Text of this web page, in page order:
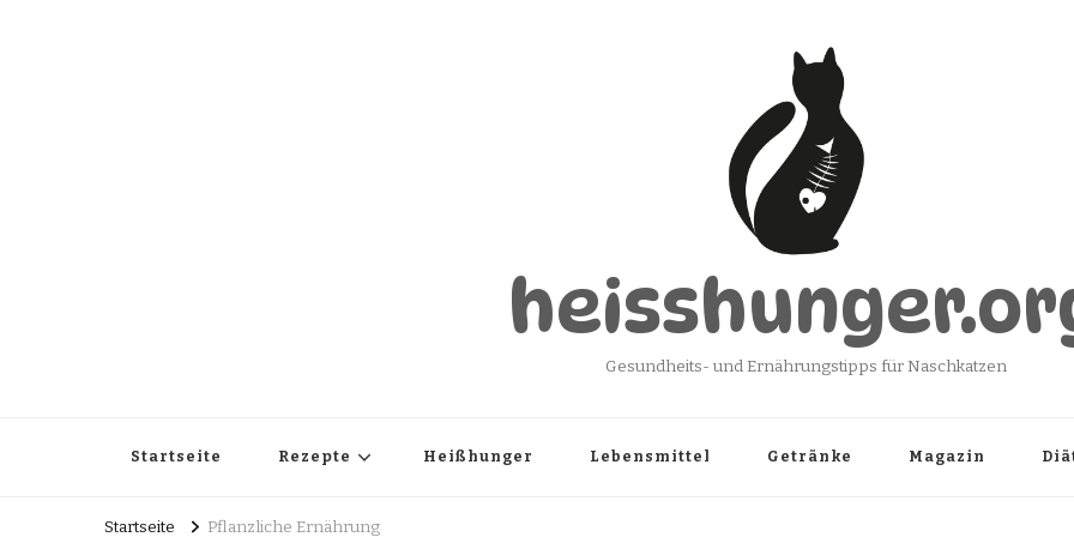
Gesundheits- und Ernährungstipps für Naschkatzen
Startseite Rezepte Heißhunger Lebensmittel Getränke Magazin
Startseite Pflanzliche Ernährung